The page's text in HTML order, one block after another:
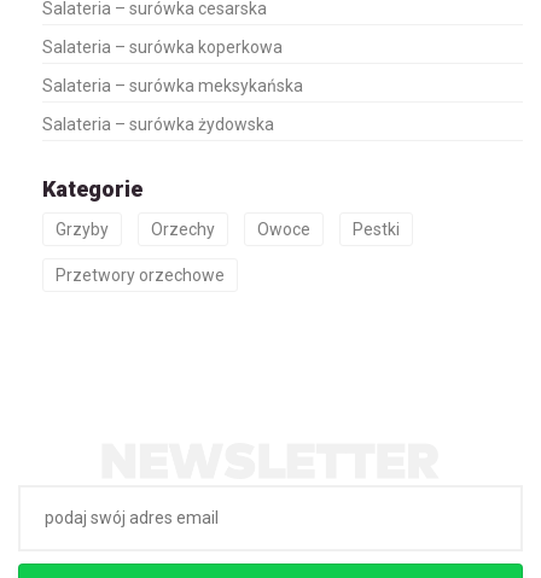
Salateria – surówka cesarska
Salateria – surówka koperkowa
Salateria – surówka meksykańska
Salateria – surówka żydowska
Kategorie
Grzyby Orzechy Owoce Pestki
Przetwory orzechowe